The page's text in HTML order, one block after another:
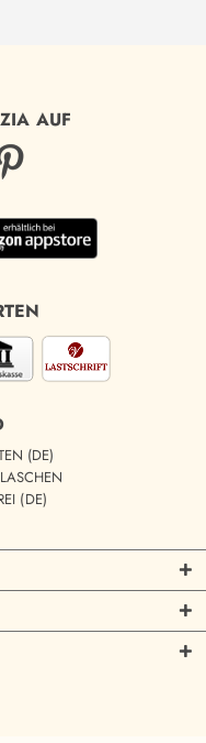
AUF
(DE)
(DE)